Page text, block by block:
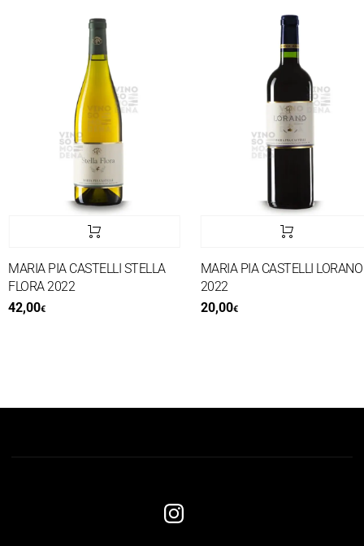
MARIA PIA CASTELLI STELLA
FLORA 2022
42,00€
MARIA PIA CASTELLI LORANO
2022
20,00€